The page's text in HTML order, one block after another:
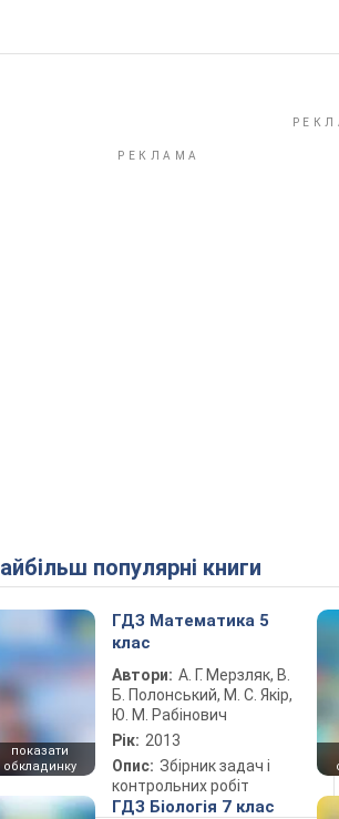
Найбільш популярні книги
показати
обкладинку
ГДЗ Математика 5
клас
Автори: А. Г. Мерзляк, В.
Б. Полонський, М. С. Якір,
Ю. М. Рабінович
Рік: 2013
Опис: Збірник задач і
контрольних робіт
ГДЗ Біологія 7 клас